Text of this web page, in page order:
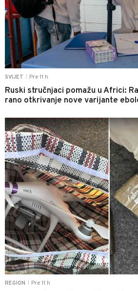
SVIJET Pre 11 h
Ruski stručnjaci pomažu u Africi:
rano otkrivanje nove varijante
REGION Pre 11 h